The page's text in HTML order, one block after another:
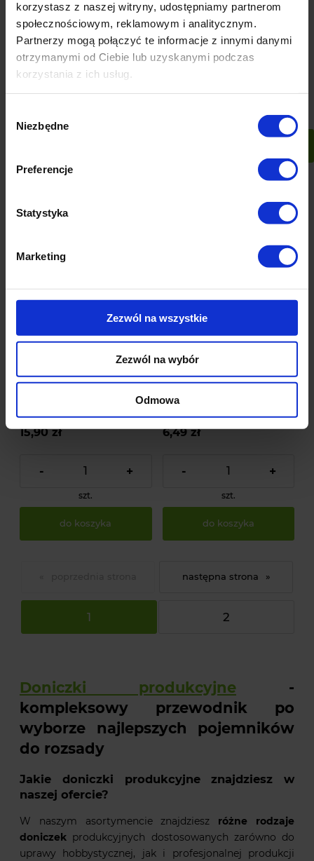
korzystasz z naszej witryny, udostępniamy partnerom
społecznościowym, reklamowym i analitycznym.
Partnerzy mogą połączyć te informacje z innymi danymi
otrzymanymi od Ciebie lub uzyskanymi podczas
korzystania z ich usług.
zgody
Niezbędne
Preferencje
Statystyka
Marketing
Zezwól na wszystkie
Zezwól na wybór
Odmowa
Paletki doniczkowe
torfowe 24,5x12,5x6cm
kpl. 3 szt.
37 ocen
9,90 zł
do koszyka
Podstawka Patio fi 19 cm
420 ocen
+
Podstawka
antracytowa - czarna - 76
x 38,5 x 3 cm
3 oceny
15,90 zł
- +
szt.
do koszyka
Przykrywka na
przeźroczysta - 52,5 x 31,5
cm
223 oceny
6,49 zł
- +
szt.
do koszyka
1 2
»
Doniczki produkcyjne -
kompleksowy przewodnik po
wyborze najlepszych pojemników
do rozsady
Jakie doniczki produkcyjne znajdziesz w
naszej ofercie?
W naszym asortymencie znajdziesz różne rodzaje
doniczek produkcyjnych dostosowanych zarówno do
uprawy hobbystycznej, jak i profesjonalnej produkcji